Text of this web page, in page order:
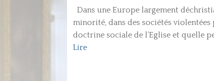
Dans une Europe largement
minorité, dans des sociétés
doctrine sociale de l’Eglise et quelle
Lire